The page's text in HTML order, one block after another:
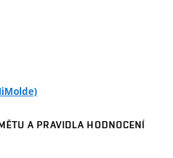
A PRAVIDLA HODNOCENÍ